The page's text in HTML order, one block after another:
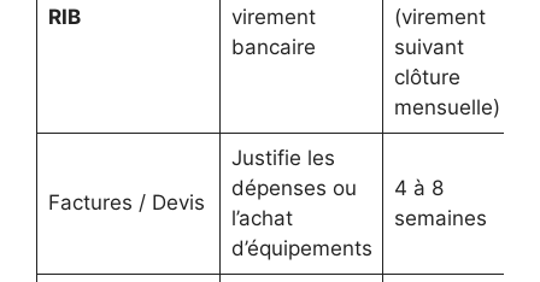
RIB
virement
bancaire
(virement
suivant
clôture
mensuelle)
Factures / Devis
Justifie les
dépenses ou
l’achat
d’équipements
4 à 8
semaines